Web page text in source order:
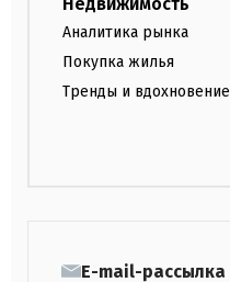
Аналитика рынка
Покупка жилья
Тренды и вдохновение
E-mail-рассылка